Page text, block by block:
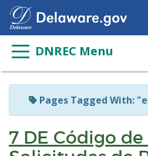
DNREC Menu
Pages Tagged With:
7 DE Código